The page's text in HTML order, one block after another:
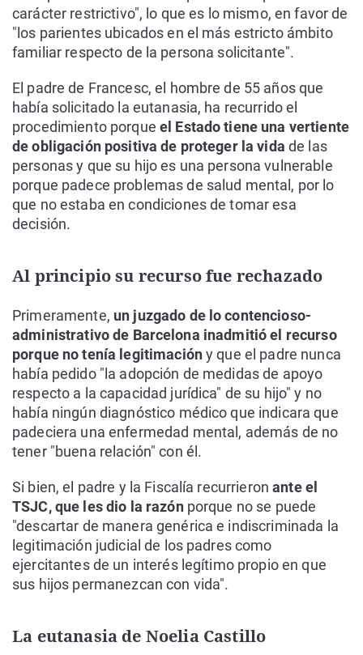
carácter restrictivo", lo que es lo mismo, en favor de
"los parientes ubicados en el más estricto ámbito
familiar respecto de la persona solicitante".
El padre de Francesc, el hombre de 55 años que
había solicitado la eutanasia, ha recurrido el
procedimiento porque el Estado tiene una vertiente
de obligación positiva de proteger la vidade las
personas y que su hijo es una persona vulnerable
porque padece problemas de salud mental, por lo
que no estaba en condiciones de tomar esa
decisión.
Al principio su recurso fue rechazado
Primeramente, un juzgado de lo contencioso-
administrativo de Barcelona inadmitió el recurso
porque no tenía legitimacióny que el padre nunca
había pedido "la adopción de medidas de apoyo
respecto a la capacidad jurídica" de su hijo" y no
había ningún diagnóstico médico que indicara que
padeciera una enfermedad mental, además de no
tener "buena relación" con él.
Si bien, el padre y la Fiscalía recurrieronante el
TSJC, que les dio la razónporque no se puede
"descartar de manera genérica e indiscriminada la
legitimación judicial de los padres como
ejercitantes de un interés legítimo propio en que
sus hijos permanezcan con vida".
La eutanasia de Noelia Castillo